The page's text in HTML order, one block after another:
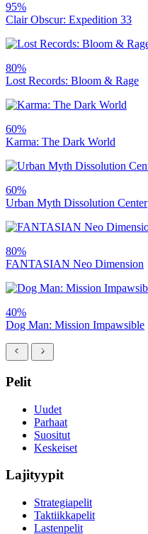
95%
Clair Obscur: Expedition 33
80%
Lost Records: Bloom & Rage
60%
Karma: The Dark World
60%
Urban Myth Dissolution Center
80%
FANTASIAN Neo Dimension
40%
Dog Man: Mission Impawsible
Pelit
Uudet
Parhaat
Suositut
Keskeiset
Lajityypit
Strategiapelit
Taktiikkapelit
Lastenpelit